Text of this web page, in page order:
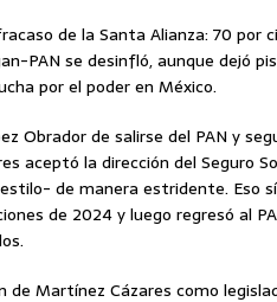
de la Santa Alianza: 70 por
PAN se desinfló, aunque dejó
por el poder en México.
Obrador de salirse del PAN y
aceptó la dirección del Seguro
de manera estridente. Eso
de 2024 y luego regresó al
de Martínez Cázares como